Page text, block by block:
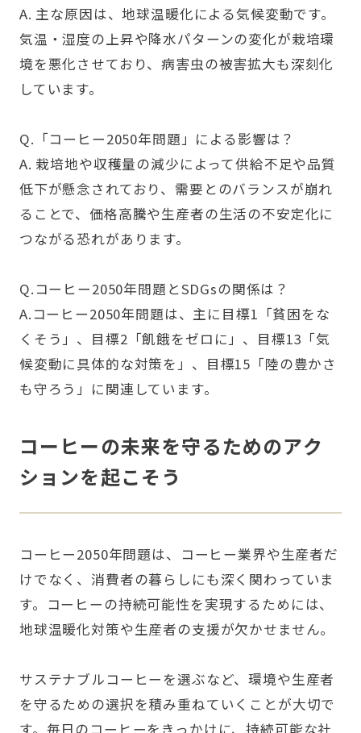
A. 主な原因は、地球温暖化による気候変動です。
気温・湿度の上昇や降水パターンの変化が栽培環
境を悪化させており、病害虫の被害拡大も深刻化
しています。
Q.「コーヒー2050年問題」による影響は？
A. 栽培地や収穫量の減少によって供給不足や品質
低下が懸念されており、需要とのバランスが崩れ
ることで、価格高騰や生産者の生活の不安定化に
つながる恐れがあります。
Q.コーヒー2050年問題とSDGsの関係は？
A.コーヒー2050年問題は、主に目標1「貧困をな
くそう」、目標2「飢餓をゼロに」、目標13「気
候変動に具体的な対策を」、目標15「陸の豊かさ
も守ろう」に関連しています。
コーヒーの未来を守るためのアク
ションを起こそう
コーヒー2050年問題は、コーヒー業界や生産者だ
けでなく、消費者の暮らしにも深く関わっていま
す。コーヒーの持続可能性を実現するためには、
地球温暖化対策や生産者の支援が欠かせません。
サステナブルコーヒーを選ぶなど、環境や生産者
を守るための選択を積み重ねていくことが大切で